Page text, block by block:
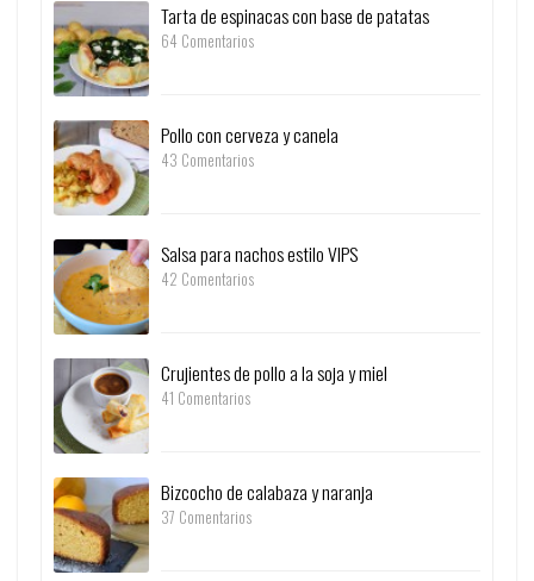
Tarta de espinacas con base de patatas
64 Comentarios
Pollo con cerveza y canela
43 Comentarios
Salsa para nachos estilo VIPS
42 Comentarios
Crujientes de pollo a la soja y miel
41 Comentarios
Bizcocho de calabaza y naranja
37 Comentarios